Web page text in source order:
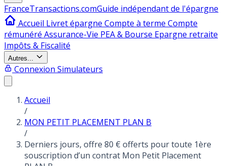
FranceTransactions.comGuide indépendant de l'épargne
Accueil Livret épargne Compte à terme Compte
rémunéré Assurance-Vie PEA & Bourse Epargne retraite
Impôts & Fiscalité
Autres...
Connexion Simulateurs
Accueil
/
MON PETIT PLACEMENT PLAN B
/
Derniers jours, offre 80 € offerts pour toute 1ère
souscription d’un contrat Mon Petit Placement